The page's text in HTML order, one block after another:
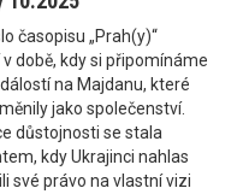
časopisu „Prah(y)“
době, kdy si připomínáme
na Majdanu, které
jako společenství.
důstojnosti se stala
kdy Ukrajinci nahlas
své právo na vlastní vizi